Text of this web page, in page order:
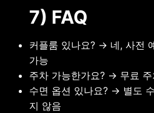
7) FAQ
커플룸 있나요? → 네, 사전
가능
주차 가능한가요? → 무료 주
수면 옵션 있나요? → 별도
지 않음